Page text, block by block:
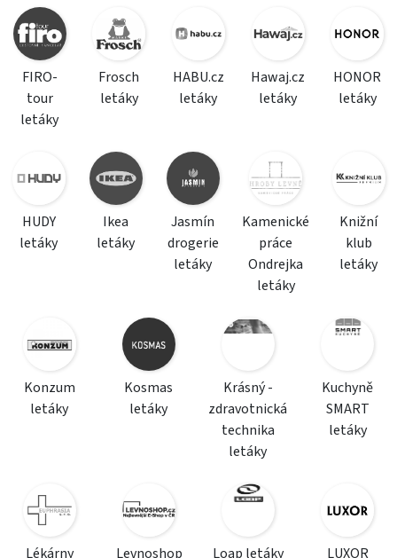
FIRO-
tour
letáky
Frosch
letáky
HABU.cz
letáky
Hawaj.cz
letáky
HONOR
letáky
HUDY
letáky
Ikea
letáky
Jasmín
drogerie
letáky
Kamenické
práce
Ondrejka
letáky
Knižní
klub
letáky
Konzum
letáky
Kosmas
letáky
Krásný -
zdravotnická
technika
letáky
Kuchyně
SMART
letáky
Lékárny Levnoshop Loap letáky LUXOR